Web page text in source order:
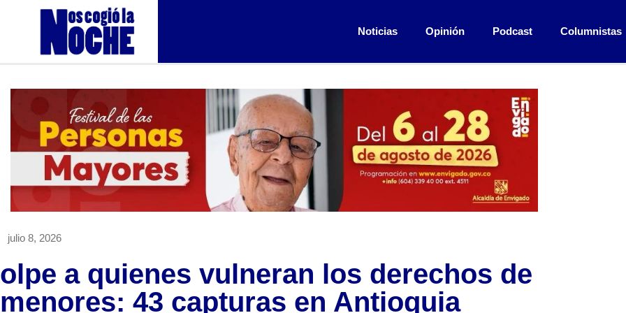
Noticias Opinión Podcast Columnistas
julio 8, 2026
olpe a quienes vulneran los derechos de
menores: 43 capturas en Antioquia